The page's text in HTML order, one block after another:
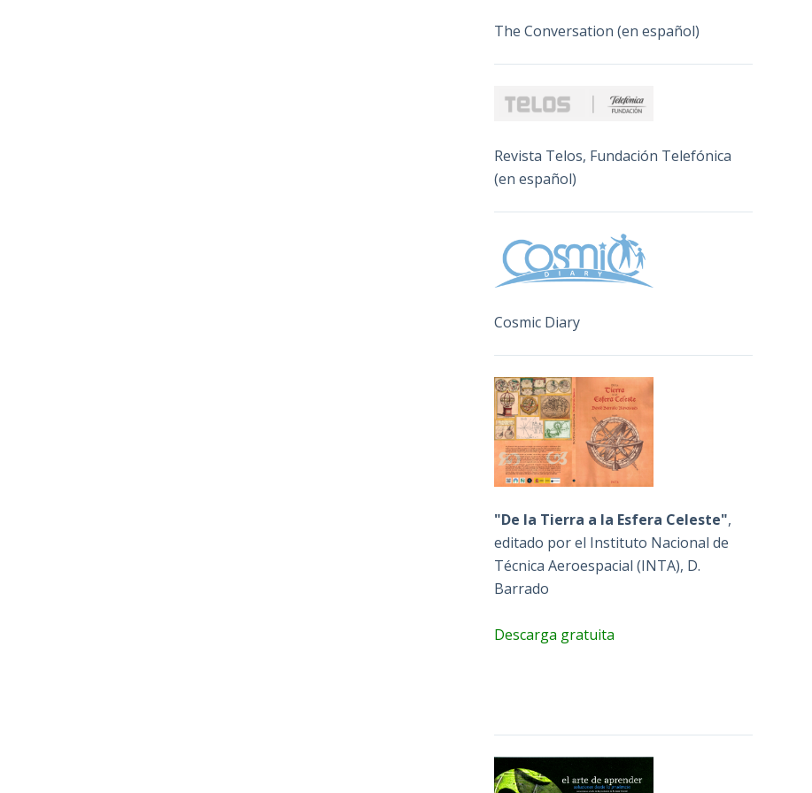
The Conversation (en español)
Revista Telos, Fundación Telefónica
(en español)
Cosmic Diary
"De la Tierra a la Esfera Celeste",
editado por el Instituto Nacional de
Técnica Aeroespacial (INTA), D.
Barrado
Descarga gratuita